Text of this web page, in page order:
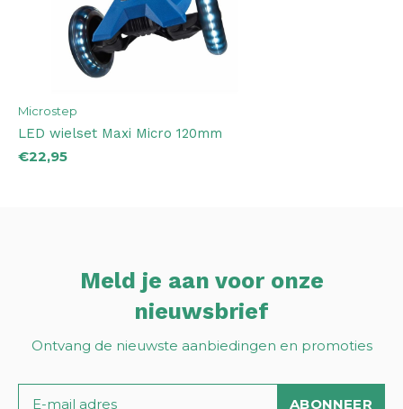
Microstep
LED wielset Maxi Micro 120mm
€22,95
Meld je aan voor onze
nieuwsbrief
Ontvang de nieuwste aanbiedingen en promoties
ABONNEER